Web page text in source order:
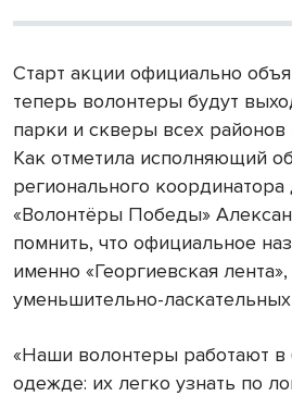
Старт акции официально
теперь волонтеры будут
парки и скверы всех районов
Как отметила исполняющий
регионального
«Волонтёры Победы»
помнить, что официальное
именно «Георгиевская
уменьшительно-
«Наши волонтеры работают
одежде: их легко узнать по